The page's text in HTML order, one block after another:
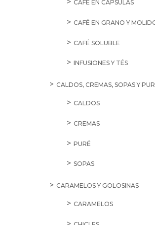
CAFÉ EN CAPSULAS
CAFÉ EN GRANO Y
CAFÉ SOLUBLE
INFUSIONES Y TÉS
CALDOS, CREMAS, SOPAS Y
CALDOS
CREMAS
PURÉ
SOPAS
CARAMELOS Y GOLOSINAS
CARAMELOS